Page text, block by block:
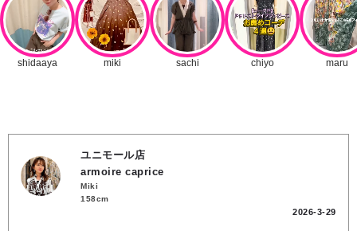
ユニモール店
armoire caprice
Miki
158cm
2026-3-29